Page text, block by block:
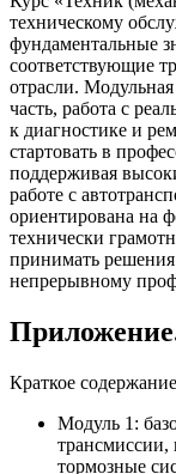
техническому
фундаментальные
соответствующие
отрасли.
часть, работа с
к диагностике и
стартовать в
поддерживая
работе с
ориентирована на
технически
принимать
непрерывному
Краткое
Модуль 1:
трансмиссии,
тормозные